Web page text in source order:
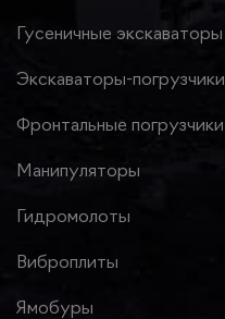
Гусеничные экскаваторы
Экскаваторы-погрузчики
Фронтальные погрузчики
Манипуляторы
Гидромолоты
Виброплиты
Ямобуры